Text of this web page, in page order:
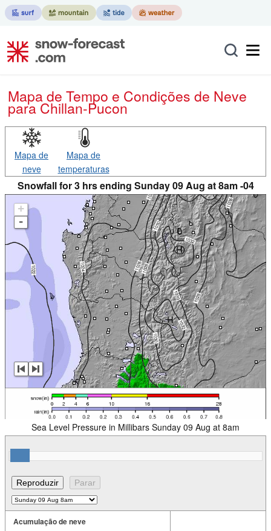
Mapa de Tempo e Condições de Neve
para Chillan-Pucon
Mapa de
neve
Mapa de
temperaturas
Snowfall for 3 hrs ending Sunday 09 Aug at 8am -04
+
-
Sea Level Pressure in Millibars Sunday 09 Aug at 8am
Acumulação de neve